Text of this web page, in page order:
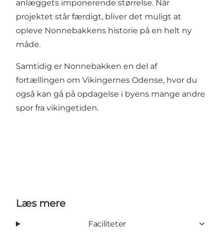
anlæggets imponerende størrelse. Når
projektet står færdigt, bliver det muligt at
opleve Nonnebakkens historie på en helt ny
måde.
Samtidig er Nonnebakken en del af
fortællingen om Vikingernes Odense, hvor du
også kan gå på opdagelse i byens mange andre
spor fra vikingetiden.
Læs mere
Faciliteter